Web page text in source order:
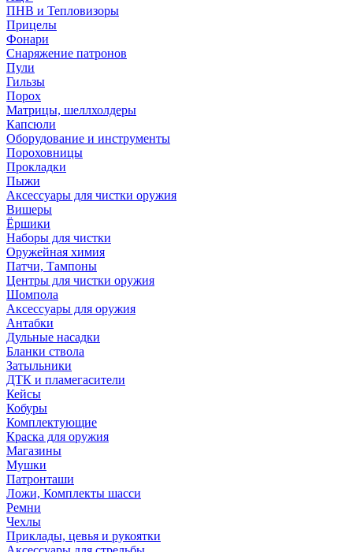
ПНВ и Тепловизоры
Прицелы
Фонари
Снаряжение патронов
Пули
Гильзы
Порох
Матрицы, шеллхолдеры
Капсюли
Оборудование и инструменты
Пороховницы
Прокладки
Пыжи
Аксессуары для чистки оружия
Вишеры
Ёршики
Наборы для чистки
Оружейная химия
Патчи, Тампоны
Центры для чистки оружия
Шомпола
Аксессуары для оружия
Антабки
Дульные насадки
Бланки ствола
Затыльники
ДТК и пламегасители
Кейсы
Кобуры
Комплектующие
Краска для оружия
Магазины
Мушки
Патронташи
Ложи, Комплекты шасси
Ремни
Чехлы
Приклады, цевья и рукоятки